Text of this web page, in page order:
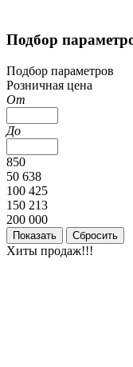
Подбор
Подбор параметров
Розничная цена
От
До
850
50 638
100 425
150 213
200 000
Хиты продаж!!!